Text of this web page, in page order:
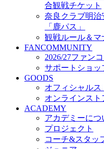
練習拠点（ナラ
SCHOOL
2026/27 パート
パートナー募集
クラブ理念
クラブ情報
サステナビリテ
Web制作支援
応援プロジェク
合観戦チケット
奈良クラブ明治
「鹿パス」
観戦ルール＆マ
FANCOMMUNITY
2026/27ファン
サポートショッ
GOODS
オフィシャルス
オンラインスト
ACADEMY
アカデミーにつ
プロジェクト
コーチ&スタッ